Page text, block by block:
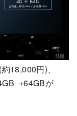
18,000円)、
+64GBが